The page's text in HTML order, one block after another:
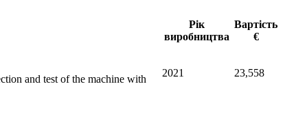
Рік
виробництва
Вартість
€
and test of the machine with
2021 23,558